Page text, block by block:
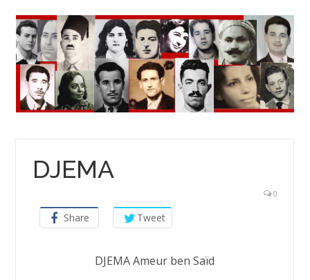
DJEMA
0
Share Tweet
DJEMA Ameur ben Saïd